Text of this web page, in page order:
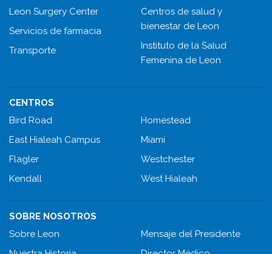
Leon Surgery Center
Servicios de farmacia
Transporte
Centros de salud y
bienestar de Leon
Instituto de la Salud
Femenina de Leon
CENTROS
Bird Road
East Hialeah Campus
Flagler
Kendall
Homestead
Miami
Westchester
West Hialeah
SOBRE NOSOTROS
Sobre Leon
Mensaje del Presidente